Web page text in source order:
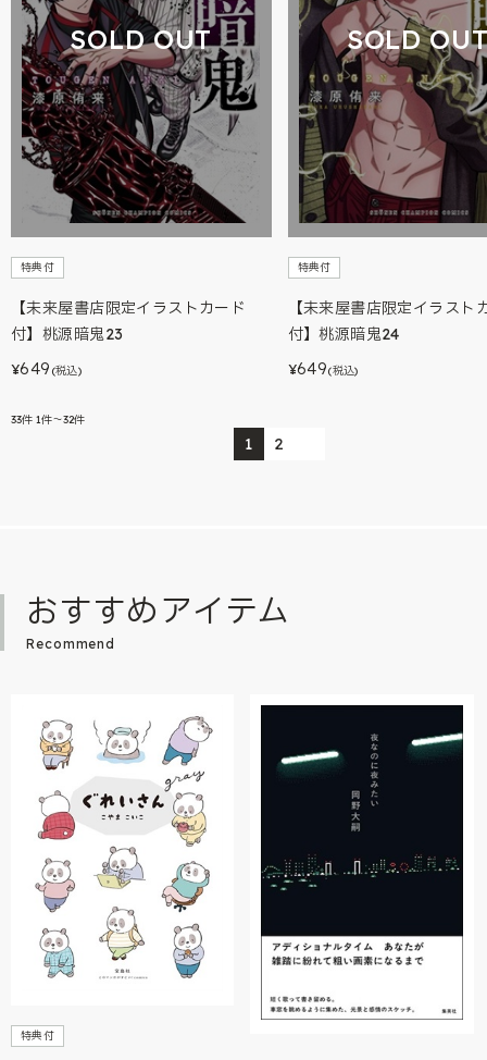
SOLD OUT
特典付
【未来屋書店限定イラストカード
付】桃源暗鬼23
¥649 (税込)
SOLD
特典付
【未来屋書店限定イラスト
付】桃源暗鬼24
¥649(税込)
33件 1件～32件
1 2
おすすめアイテム
Recommend
特典付